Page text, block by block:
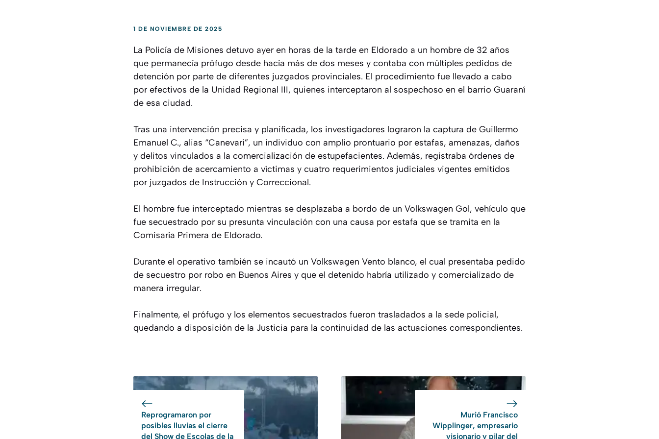
1 DE NOVIEMBRE DE 2025
La Policía de Misiones detuvo ayer en horas de la tarde en Eldorado a un hombre de 32 años
que permanecía prófugo desde hacía más de dos meses y contaba con múltiples pedidos de
detención por parte de diferentes juzgados provinciales. El procedimiento fue llevado a cabo
por efectivos de la Unidad Regional III, quienes interceptaron al sospechoso en el barrio Guaraní
de esa ciudad.
Tras una intervención precisa y planificada, los investigadores lograron la captura de Guillermo
Emanuel C., alias “Canevari”, un individuo con amplio prontuario por estafas, amenazas, daños
y delitos vinculados a la comercialización de estupefacientes. Además, registraba órdenes de
prohibición de acercamiento a víctimas y cuatro requerimientos judiciales vigentes emitidos
por juzgados de Instrucción y Correccional.
El hombre fue interceptado mientras se desplazaba a bordo de un Volkswagen Gol, vehículo que
fue secuestrado por su presunta vinculación con una causa por estafa que se tramita en la
Comisaría Primera de Eldorado.
Durante el operativo también se incautó un Volkswagen Vento blanco, el cual presentaba pedido
de secuestro por robo en Buenos Aires y que el detenido habría utilizado y comercializado de
manera irregular.
Finalmente, el prófugo y los elementos secuestrados fueron trasladados a la sede policial,
quedando a disposición de la Justicia para la continuidad de las actuaciones correspondientes.
Reprogramaron por
posibles lluvias el cierre
del Show de Escolas de la
Murió Francisco
Wipplinger, empresario
visionario y pilar del